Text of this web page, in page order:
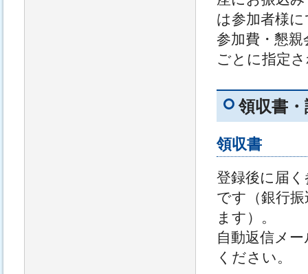
は参加者様
参加費・懇
ごとに指定
領収書
領収書
登録後に届
です（銀行
ます）。
自動返信メ
ください。